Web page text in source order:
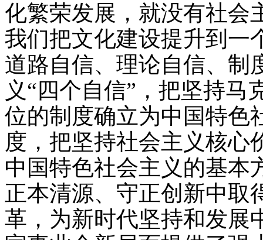
化繁荣发展，就没有社会
我们把文化建设提升到一
道路自信、理论自信、制
义“四个自信”，把坚持
位的制度确立为中国特色
度，把坚持社会主义核心
中国特色社会主义的基本
正本清源、守正创新中取
革，为新时代坚持和发展